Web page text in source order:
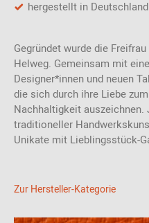
Orient:
markanten Millkorn in
oder Cognac
Sahara:
1,0-1,2 mm weiches,
angenehm weichem
Cognac, Ebony, Stone
hergestellt in Deutschland
Gegründet wurde die
Helweg. Gemeinsam mit
Designer*innen und neuen
die sich durch ihre Liebe
Nachhaltigkeit
traditioneller
Unikate mit Lieblingsstück-
Zur Hersteller-Kategorie